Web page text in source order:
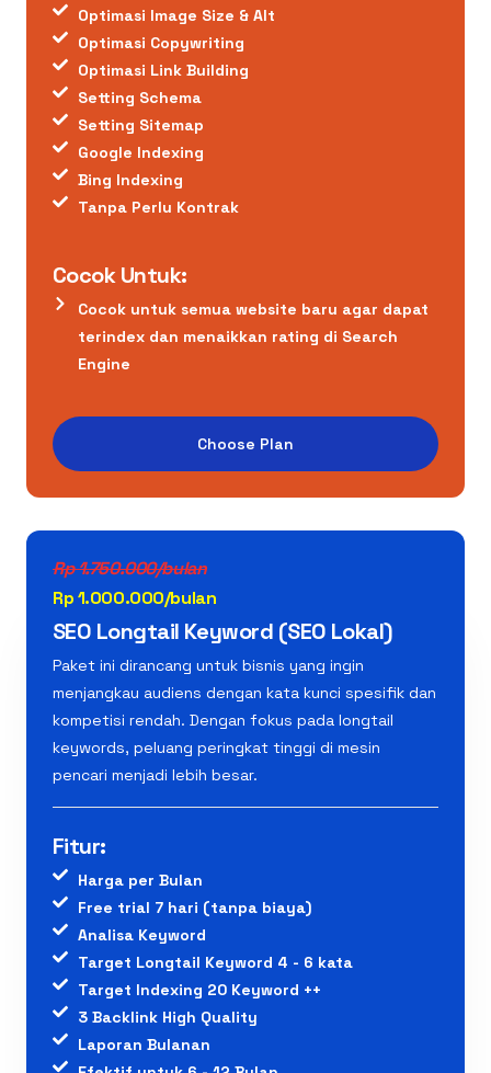
Optimasi Image Size & Alt
Optimasi Copywriting
Optimasi Link Building
Setting Schema
Setting Sitemap
Google Indexing
Bing Indexing
Tanpa Perlu Kontrak
Cocok Untuk:
Cocok untuk semua website baru agar dapat
terindex dan menaikkan rating di Search
Engine
Choose Plan
Rp 1.750.000/bulan
Rp 1.000.000/bulan
SEO Longtail Keyword (SEO Lokal)
Paket ini dirancang untuk bisnis yang ingin
menjangkau audiens dengan kata kunci spesifik dan
kompetisi rendah. Dengan fokus pada longtail
keywords, peluang peringkat tinggi di mesin
pencari menjadi lebih besar.
Fitur:
Harga per Bulan
Free trial 7 hari (tanpa biaya)
Analisa Keyword
Target Longtail Keyword 4 - 6 kata
Target Indexing 20 Keyword ++
3 Backlink High Quality
Laporan Bulanan